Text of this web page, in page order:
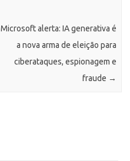
Microsoft alerta: IA generativa é
a nova arma de eleição para
ciberataques, espionagem e
fraude →